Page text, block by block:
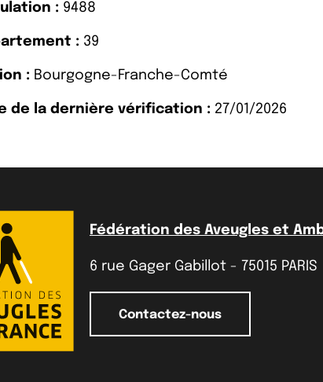
: 9488
: 39
: Bourgogne-Franche-Comté
de la dernière vérification : 27/01/2026
Fédération des Aveugles et
6 rue Gager Gabillot - 75015 PARIS
Contactez-nous